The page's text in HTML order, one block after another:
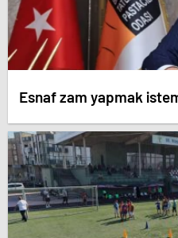
Esnaf zam yapmak